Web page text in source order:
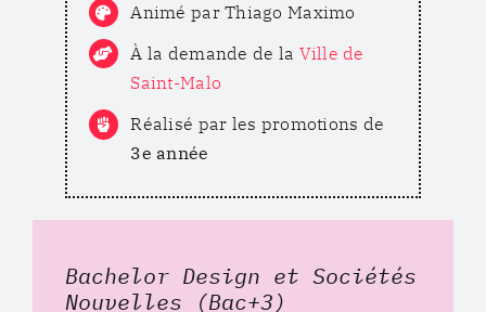
Animé par Thiago Maximo
À la demande de la Ville de
Saint-Malo
Réalisé par les promotions de
3e année
Bachelor Design et Sociétés
Nouvelles (Bac+3)